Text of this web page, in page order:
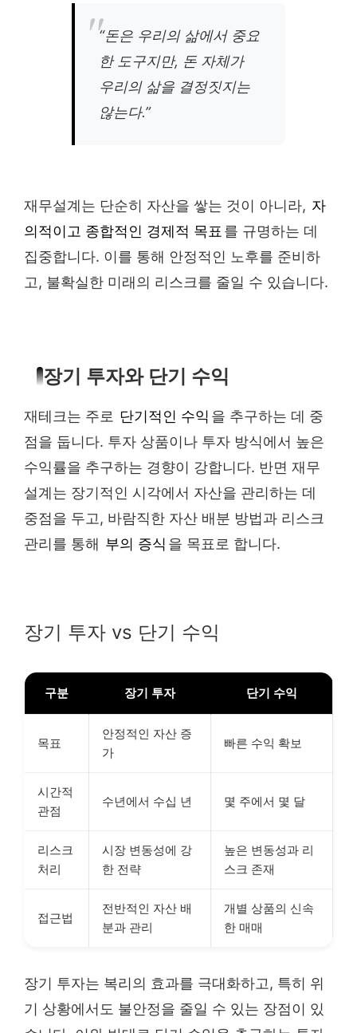
“돈은 우리의 삶에서 중요
한 도구지만, 돈 자체가
우리의 삶을 결정짓지는
않는다.”
재무설계는 단순히 자산을 쌓는 것이 아니라, 자
의적이고 종합적인 경제적 목표 를 규명하는 데
집중합니다. 이를 통해 안정적인 노후를 준비하
고, 불확실한 미래의 리스크를 줄일 수 있습니다.
장기 투자와 단기 수익
재테크는 주로 단기적인 수익 을 추구하는 데 중
점을 둡니다. 투자 상품이나 투자 방식에서 높은
수익률을 추구하는 경향이 강합니다. 반면 재무
설계는 장기적인 시각에서 자산을 관리하는 데
중점을 두고, 바람직한 자산 배분 방법과 리스크
관리를 통해 부의 증식 을 목표로 합니다.
장기 투자 vs 단기 수익
구분 장기 투자 단기 수익
목표
안정적인 자산 증
가
빠른 수익 확보
시간적
관점
수년에서 수십 년 몇 주에서 몇 달
리스크
처리
시장 변동성에 강
한 전략
높은 변동성과 리
스크 존재
접근법
전반적인 자산 배
분과 관리
개별 상품의 신속
한 매매
장기 투자는 복리의 효과를 극대화하고, 특히 위
기 상황에서도 불안정을 줄일 수 있는 장점이 있